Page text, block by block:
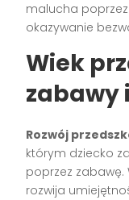
malucha
okazywanie
Wiek
zabawy
Rozwój
którym dziecko
poprzez zabawę.
rozwija